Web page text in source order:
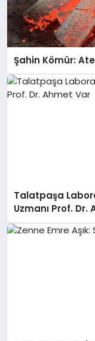
Şahin Kömür:
Talatpaşa
Uzmanı Prof. Dr.